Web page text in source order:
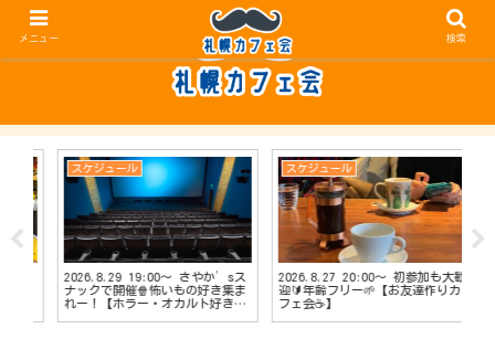
スケジュール
2026.8.29 19:00〜 さやか’sス
ナックで開催🍿怖いもの好き集ま
れー！【ホラー・オカルト好きカ
スケジュール
2026.8.27 20:00〜 初参加も大歓
迎🔰年齢フリー🌱【お友達作りカ
フェ会☕️】
メニュー 検索